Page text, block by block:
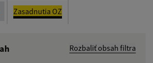
Zasadnutia OZ
Rozbaliť obsah filtra